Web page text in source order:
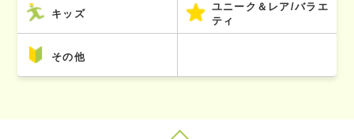
キッズ
ユニーク＆レア/バラエ
ティ
その他